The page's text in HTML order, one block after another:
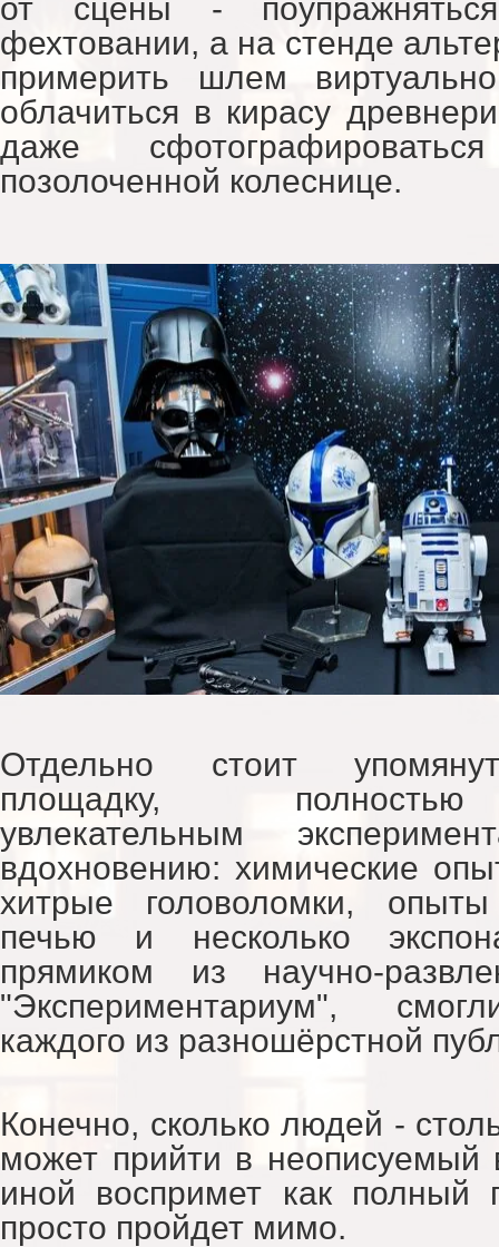
от сцены -
фехтовании, а на стенде
примерить шлем
облачиться в кирасу
даже
позолоченной колеснице.
Отдельно стоит
площадку,
увлекательным
вдохновению: химические
хитрые головоломки,
печью и несколько
прямиком из научно-
"Экспериментариум",
каждого из разношёрстной
Конечно, сколько людей -
может прийти в неописуемый
иной воспримет как
просто пройдет мимо.